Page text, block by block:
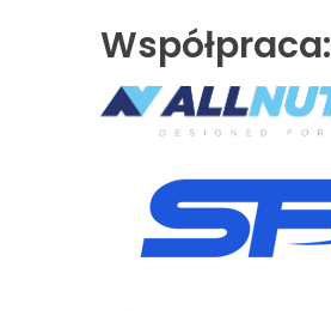
Współpraca: